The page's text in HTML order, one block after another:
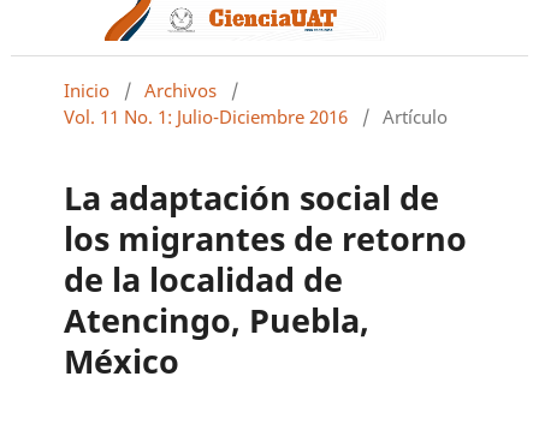
Inicio / Archivos
/
Vol. 11 No. 1: Julio-Diciembre 2016
/ Artículo
La adaptación social de
los migrantes de retorno
de la localidad de
Atencingo, Puebla,
México